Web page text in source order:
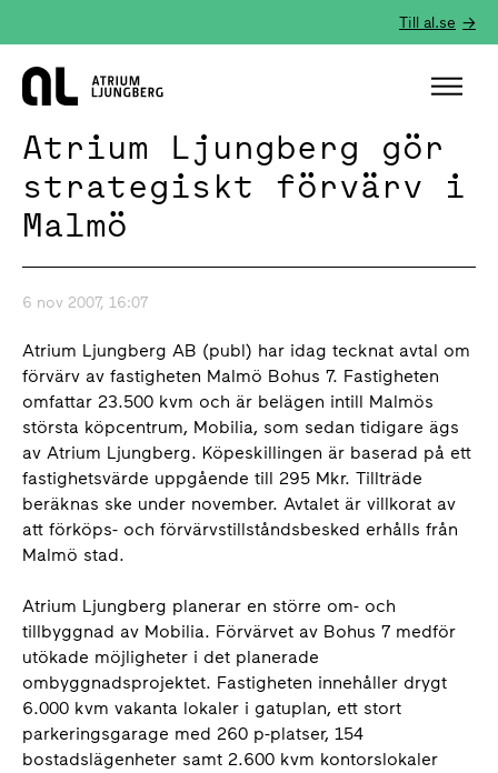
Till al.se
Hem
Atrium Ljungberg gör
strategiskt förvärv i
Malmö
6 nov 2007, 16:07
Atrium Ljungberg AB (publ) har idag tecknat avtal om
förvärv av fastigheten Malmö Bohus 7. Fastigheten
omfattar 23.500 kvm och är belägen intill Malmös
största köpcentrum, Mobilia, som sedan tidigare ägs
av Atrium Ljungberg. Köpeskillingen är baserad på ett
fastighetsvärde uppgående till 295 Mkr. Tillträde
beräknas ske under november. Avtalet är villkorat av
att förköps- och förvärvstillståndsbesked erhålls från
Malmö stad.
Atrium Ljungberg planerar en större om- och
tillbyggnad av Mobilia. Förvärvet av Bohus 7 medför
utökade möjligheter i det planerade
ombyggnadsprojektet. Fastigheten innehåller drygt
6.000 kvm vakanta lokaler i gatuplan, ett stort
parkeringsgarage med 260 p-platser, 154
bostadslägenheter samt 2.600 kvm kontorslokaler